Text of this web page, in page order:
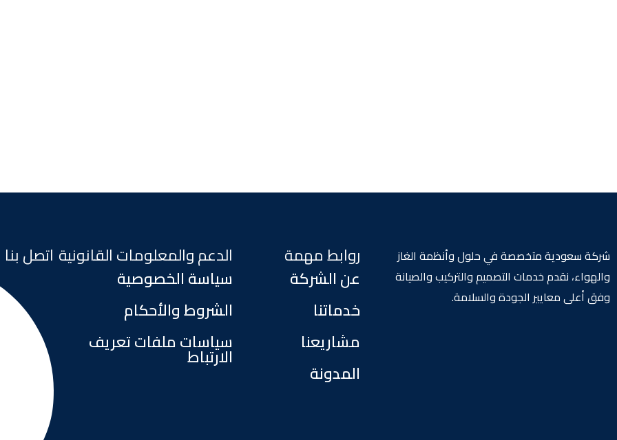
شركة سعودية متخصصة في حلول وأنظمة الغاز
والهواء، نقدم خدمات التصميم والتركيب والصيانة
وفق أعلى معايير الجودة والسلامة.
الدعم والمعلومات القانونية
سياسة الخصوصية
الشروط والأحكام
سياسات ملفات تعريف
الارتباط
روابط مهمة
عن الشركة
خدماتنا
مشاريعنا
المدونة
اتصل بنا